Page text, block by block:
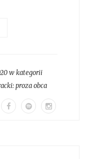
w kategorii
proza obca